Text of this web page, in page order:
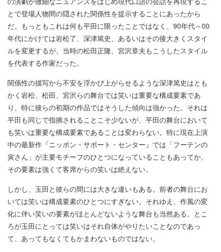
とで登場人物間の隠された関係性を提示することにあったから
だ。もっともこれは何も平田に限ったことではなく、90年代～00
年代にかけては岩松了、深津篤史、あるいはその後大きくスタイ
ルを変更するが、当時の松田正隆、宮沢章夫もこうしたスタイル
を代表する作家だった。
関係性の描写から不安を浮かび上がらせるような深津篤史はとも
かく岩松、松田、宮沢らの舞台では笑いは重要な構成要素であ
り、特に彼らの初期の作品ではそうした傾向は強かった。それは
平田も同じで指摘されることこそ少ないが、平田の舞台において
も笑いは重要な構成要素であることは変わらない。特に現在上演
中の最新作『ニッポン・サポート・センター』では「フーテンの
寅さん」が主要モチーフのひとつになっていることもあってか、
その要素は強くて客席からの笑いは絶えない。
しかし、玉田と彼らの間には大きな違いもある。前者の舞台にお
いては笑いは構成要素のひとつにすぎない。それゆえ、作風の変
化に伴い笑いの要素がほとんどないような舞台も当然ある。とこ
ろが玉田にとっては笑いはそれ自体がやりたいことなのであっ
て、あってもなくてもかまわないものではない。